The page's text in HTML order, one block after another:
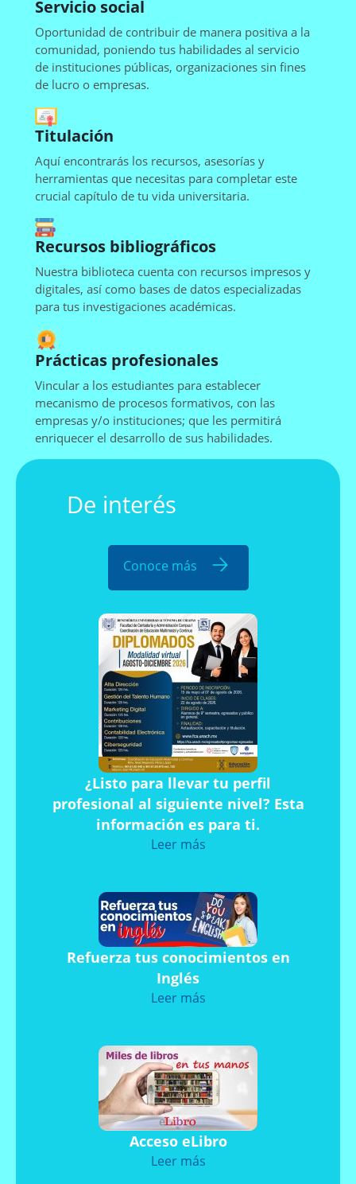
Servicio social
Oportunidad de contribuir de manera positiva a la
comunidad, poniendo tus habilidades al servicio
de instituciones públicas, organizaciones sin fines
de lucro o empresas.
Titulación
Aquí encontrarás los recursos, asesorías y
herramientas que necesitas para completar este
crucial capítulo de tu vida universitaria.
Recursos bibliográficos
Nuestra biblioteca cuenta con recursos impresos y
digitales, así como bases de datos especializadas
para tus investigaciones académicas.
Prácticas profesionales
Vincular a los estudiantes para establecer
mecanismo de procesos formativos, con las
empresas y/o instituciones; que les permitirá
enriquecer el desarrollo de sus habilidades.
De interés
Conoce más
¿Listo para llevar tu perfil
profesional al siguiente nivel? Esta
información es para ti.
Leer más
Refuerza tus conocimientos en
Inglés
Leer más
Acceso eLibro
Leer más